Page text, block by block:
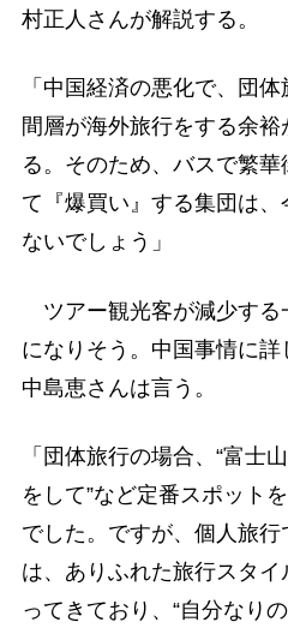
村正人さんが解説する。
「中国経済の悪化で、団
間層が海外旅行をする余
る。そのため、バスで繁
て『爆買い』する集団は
ないでしょう」
ツアー観光客が減少する
になりそう。中国事情に
中島恵さんは言う。
「団体旅行の場合、“富士
をして”など定番スポット
でした。ですが、個人旅行
は、ありふれた旅行スタ
ってきており、“自分なり